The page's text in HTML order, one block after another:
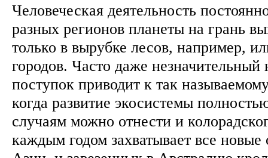
Человеческая деятельность
разных регионов планеты на грань
только в вырубке лесов, например,
городов. Часто даже незначительный
поступок приводит к так
когда развитие экосистемы
случаям можно отнести и
каждым годом захватывает все